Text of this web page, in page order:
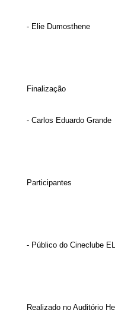
- Elie Dumosthene
Finalização
- Carlos Eduardo Grande
Participantes
- Público do Cineclube
Realizado no Auditório